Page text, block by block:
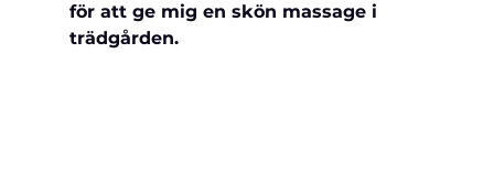
för att ge mig en skön massage i
trädgården.